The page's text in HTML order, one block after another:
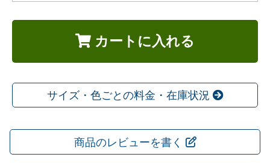
カートに入れる
サイズ・色ごとの料金・在庫状況
商品のレビューを書く